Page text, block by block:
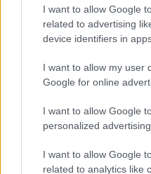
I want to allow Google
related to advertising
device identifiers in
I want to allow my user
Google for online
I want to allow Google
personalized advertising.
I want to allow Google
related to analytics like
Αϊτή είναι
σε χρόνια πολιτική
βρέθηκε
κλιμάκωση της βίας
εκτιμάται πως
Κάποιες από τις
αυτές, που
φόνους, βιασμούς,